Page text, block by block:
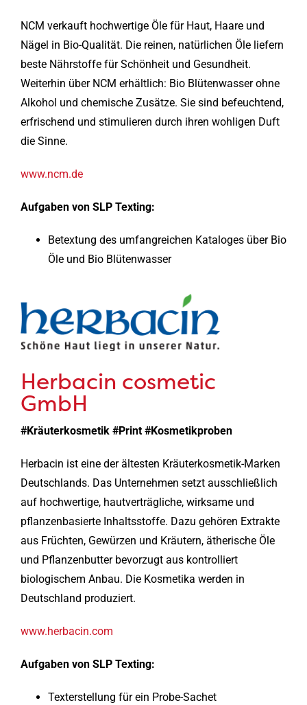
NCM verkauft hochwertige Öle für Haut, Haare und
Nägel in Bio-Qualität. Die reinen, natürlichen Öle liefern
beste Nährstoffe für Schönheit und Gesundheit.
Weiterhin über NCM erhältlich: Bio Blütenwasser ohne
Alkohol und chemische Zusätze. Sie sind befeuchtend,
erfrischend und stimulieren durch ihren wohligen Duft
die Sinne.
www.ncm.de
Aufgaben von SLP Texting:
Betextung des umfangreichen Kataloges über Bio
Öle und Bio Blütenwasser
Herbacin cosmetic
GmbH
#Kräuterkosmetik #Print #Kosmetikproben
Herbacin ist eine der ältesten Kräuterkosmetik-Marken
Deutschlands. Das Unternehmen setzt ausschließlich
auf hochwertige, hautverträgliche, wirksame und
pflanzenbasierte Inhaltsstoffe. Dazu gehören Extrakte
aus Früchten, Gewürzen und Kräutern, ätherische Öle
und Pflanzenbutter bevorzugt aus kontrolliert
biologischem Anbau. Die Kosmetika werden in
Deutschland produziert.
www.herbacin.com
Aufgaben von SLP Texting:
Texterstellung für ein Probe-Sachet